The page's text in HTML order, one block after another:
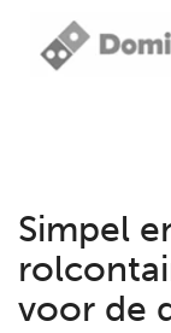
Simpel
voor de